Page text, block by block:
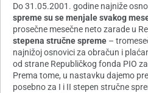
Do 31.05.2001. godine najniže
spreme su se menjale svakog
prosečne mesečne neto zarade u
stepena stručne spreme –
najnižoj osnovici za obračun i
od strane Republičkog fonda PIO
Prema tome, u nastavku dajemo
posebno za I i II stepen stručne